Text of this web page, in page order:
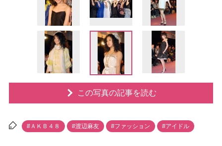
この写真の記事を読む
#ＡＫＢ４８ #渡辺麻友 #ファッション #アイドル